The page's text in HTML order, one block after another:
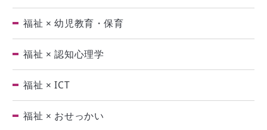
福祉 × 幼児教育・保育
福祉 × 認知心理学
福祉 × ICT
福祉 × おせっかい